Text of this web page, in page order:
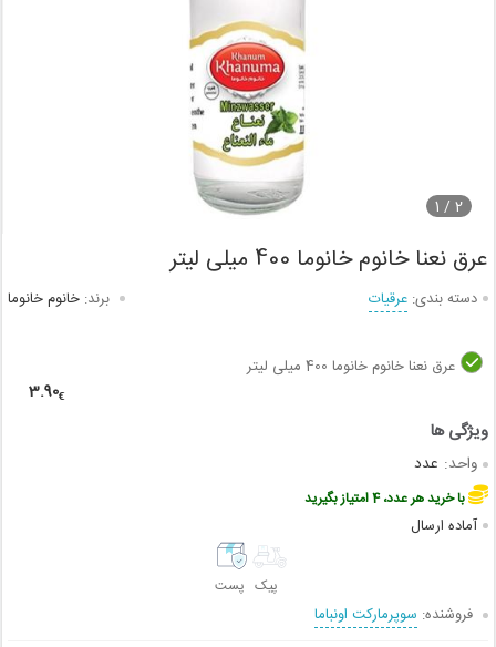
2 /
1
عرق نعنا خانوم خانوما 400 میلی لیتر
دسته بندی: عرقیات برند: خانوم خانوما
عرق نعنا خانوم خانوما 400 میلی لیتر
3.90€
واحد: عدد
با خرید هر عدد، 4 امتیاز بگیرید
آماده ارسال
پیک پست
فروشنده: سوپرمارکت اونباما